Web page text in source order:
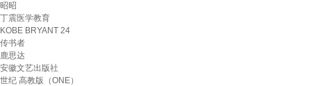
昭昭
丁震医学教育
KOBE BRYANT 24
传书者
鹿思达
安徽文艺出版社
世纪 高教版（ONE）